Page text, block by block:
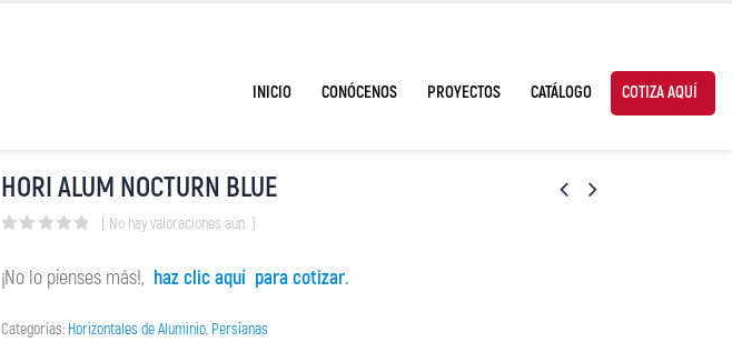
INICIO CONÓCENOS PROYECTOS CATÁLOGO COTIZA AQUÍ
HORI ALUM NOCTURN BLUE
( No hay valoraciones aún. )
¡No lo pienses más!, haz clic aquí para cotizar.
Categorías: Horizontales de Aluminio, Persianas